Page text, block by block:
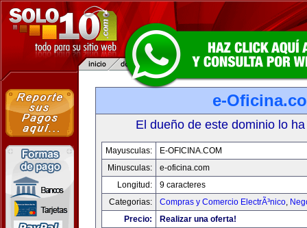
e-
El dueño de este dominio lo
Mayusculas:
E-OFICINA.COM
Minusculas:
e-oficina.com
Longitud:
9 caracteres
Categorias:
Compras y Comercio ElectrÃ³nico,
Precio:
Realizar una oferta!